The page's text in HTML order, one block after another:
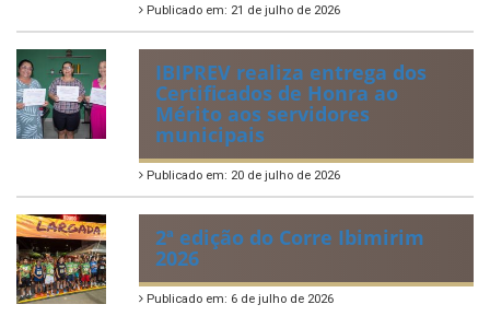
Publicado em: 21 de julho de 2026
IBIPREV realiza entrega dos
Certificados de Honra ao
Mérito aos servidores
municipais
Publicado em: 20 de julho de 2026
2ª edição do Corre Ibimirim
2026
Publicado em: 6 de julho de 2026